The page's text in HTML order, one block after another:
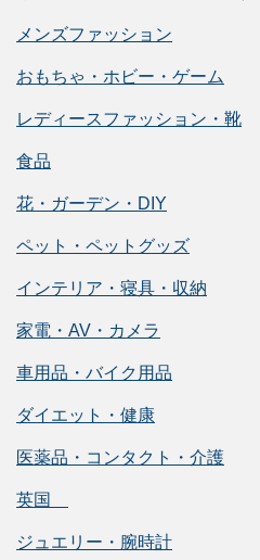
メンズファッション
おもちゃ・ホビー・ゲーム
レディースファッション・靴
食品
花・ガーデン・DIY
ペット・ペットグッズ
インテリア・寝具・収納
家電・AV・カメラ
車用品・バイク用品
ダイエット・健康
医薬品・コンタクト・介護
英国
ジュエリー・腕時計